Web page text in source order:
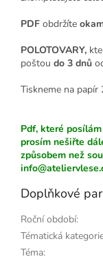
PDF obdržíte
POLOTOVARY,
poštou do 3 dnů
Tiskneme na
Pdf, které
prosím nešiřte
způsobem než
Doplňkové
Roční období:
Tématická
Téma: